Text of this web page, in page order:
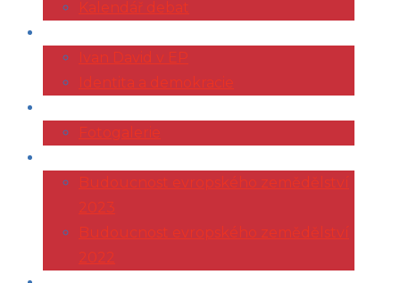
Kalendář debat
Ivan David v EP
Identita a demokracie
Fotogalerie
Budoucnost evropského zemědělství
2023
Budoucnost evropského zemědělství
2022